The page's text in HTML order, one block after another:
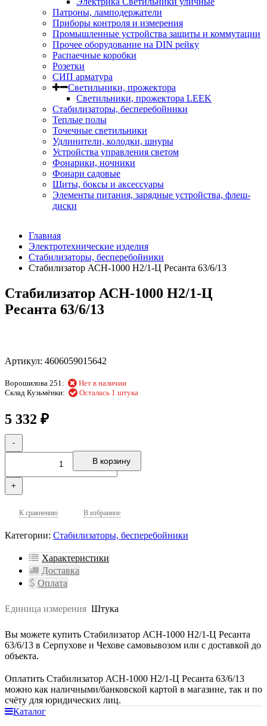
Патроны, ламподержатели
Приборы контроля и измерения
Промышленные устройства защиты и коммутации
Прочее оборудование на DIN рейку
Распаечные коробки
Розетки
СИП арматура
Светильники, прожектора
Светильники, прожектора LEEK
Стабилизаторы, бесперебойники
Теплые полы
Точечные светильники
Удлинители, колодки, шнуры
Устройства управления светом
Фонарики, ночники
Фонари садовые
Щиты, боксы и аксессуары
Элементы питания, зарядные устройства, флеш-
диски
Главная
Электротехнические изделия
Стабилизаторы, бесперебойники
Стабилизатор АСН-1000 Н2/1-Ц Ресанта 63/6/13
Стабилизатор АСН-1000 Н2/1-Ц
Ресанта 63/6/13
Артикул: 4606059015642
Ворошилова 251:
Нет в наличии
Склад Кузьмёнки:
Осталась 1 штука
5 332 ₽
-
+
В корзину
К сравнению В избранное
Категории: Стабилизаторы, бесперебойники
Характеристики
Доставка
Оплата
Единица измерения Штука
Вы можете купить Стабилизатор АСН-1000 Н2/1-Ц Ресанта
63/6/13 в Серпухове и Чехове самовывозом или с доставкой до
объекта.
Оплатить Стабилизатор АСН-1000 Н2/1-Ц Ресанта 63/6/13
можно как наличными/банковской картой в магазине, так и по
счёту для юридических лиц.
Каталог